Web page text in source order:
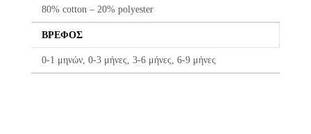
εμάς, δεσμευόμαστε με άμεση αντικατάστασή του προϊόντος,
80% cotton – 20% polyester
ΒΡΈΦΟΣ
0-1 μηνών, 0-3 μήνες, 3-6 μήνες, 6-9 μήνες